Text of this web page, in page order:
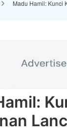
Madu Hamil: Kunci